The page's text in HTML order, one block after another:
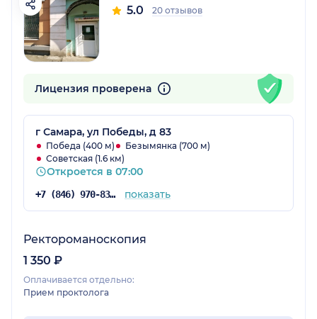
5.0 20 отзывов
Лицензия проверена
г Самара, ул Победы, д 83
Победа (400 м)
Безымянка (700 м)
Советская (1.6 км)
Откроется в 07:00
+7 (846) 970-83-01 показать
Ректороманоскопия
1 350 ₽
Оплачивается отдельно:
Прием проктолога